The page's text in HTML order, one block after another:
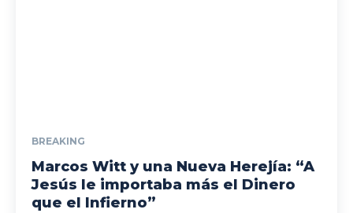
BREAKING
Marcos Witt y una Nueva Herejía: “A
Jesús le importaba más el Dinero
que el Infierno”